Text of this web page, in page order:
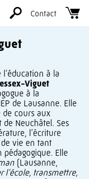
Contact
à la
Viguet
à la
de Lausanne. Elle
de cours aux
de Neuchâtel. Ses
l’écriture
vie en tant
Elle
(Lausanne,
l’école, transmettre,